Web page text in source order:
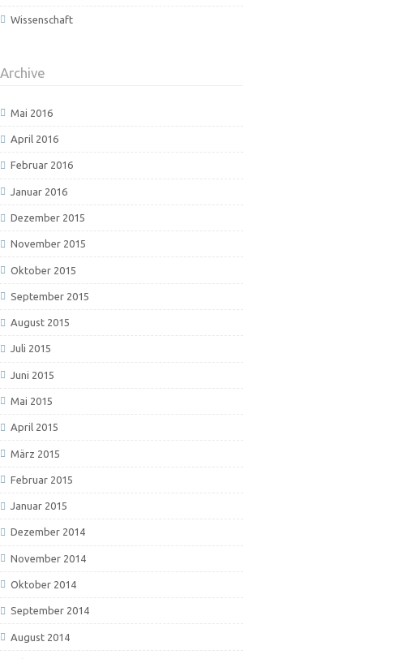
Wissenschaft
Archive
Mai 2016
April 2016
Februar 2016
Januar 2016
Dezember 2015
November 2015
Oktober 2015
September 2015
August 2015
Juli 2015
Juni 2015
Mai 2015
April 2015
März 2015
Februar 2015
Januar 2015
Dezember 2014
November 2014
Oktober 2014
September 2014
August 2014